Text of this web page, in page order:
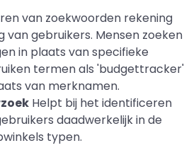
van zoekwoorden rekening
gebruikers. Mensen zoeken
in plaats van specifieke
termen als 'budgettracker'
van merknamen.
Helpt bij het identificeren
daadwerkelijk in de
typen.